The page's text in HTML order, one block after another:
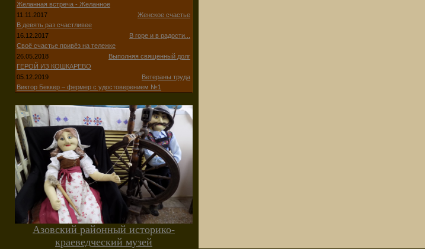
Желанная встреча - Желанное
11.11.2017
Женское счастье
В девять раз счастливее
16.12.2017
В горе и в радости...
Своё счастье привёз на тележке
26.05.2018
Выполняя священный долг
ГЕРОЙ ИЗ КОШКАРЕВО
05.12.2019
Ветераны труда
Виктор Беккер – фермер с удостоверением №1
Азовский районный историко-
краеведческий музей